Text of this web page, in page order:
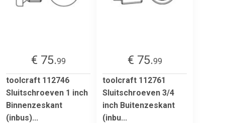
€ 75.99
toolcraft 112746
Sluitschroeven 1 inch
Binnenzeskant
(inbus)...
€ 75.99
toolcraft 112761
Sluitschroeven 3/4
inch Buitenzeskant
(inbu...